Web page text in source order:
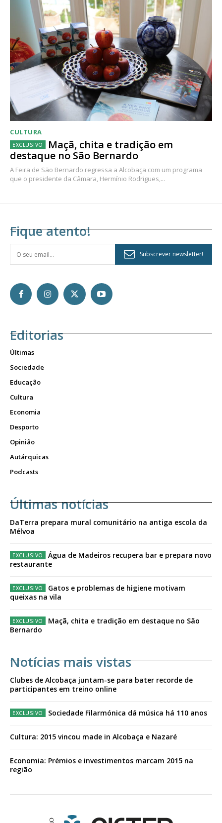
CULTURA
Maçã, chita e tradição em
destaque no São Bernardo
A Feira de São Bernardo regressa a Alcobaça com um programa
que o presidente da Câmara, Hermínio Rodrigues,...
Fique atento!
Subscrever newsletter!
Editorias
Últimas
Sociedade
Educação
Cultura
Economia
Desporto
Opinião
Autárquicas
Podcasts
Últimas notícias
DaTerra prepara mural comunitário na antiga escola da
Mélvoa
Água de Madeiros recupera bar e prepara novo
restaurante
Gatos e problemas de higiene motivam
queixas na vila
Maçã, chita e tradição em destaque no São
Bernardo
Notícias mais vistas
Clubes de Alcobaça juntam-se para bater recorde de
participantes em treino online
Sociedade Filarmónica dá música há 110 anos
Cultura: 2015 vincou made in Alcobaça e Nazaré
Economia: Prémios e investimentos marcam 2015 na
região